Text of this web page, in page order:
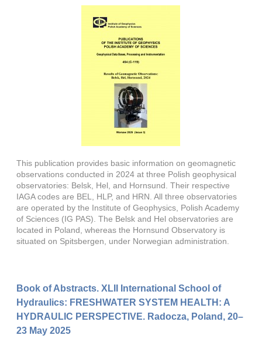
This publication provides basic information on geomagnetic
observations conducted in 2024 at three Polish geophysical
observatories: Belsk, Hel, and Hornsund. Their respective
IAGA codes are BEL, HLP, and HRN. All three observatories
are operated by the Institute of Geophysics, Polish Academy
of Sciences (IG PAS). The Belsk and Hel observatories are
located in Poland, whereas the Hornsund Observatory is
situated on Spitsbergen, under Norwegian administration.
Book of Abstracts. XLII International School of
Hydraulics: FRESHWATER SYSTEM HEALTH: A
HYDRAULIC PERSPECTIVE. Radocza, Poland, 20–
23 May 2025